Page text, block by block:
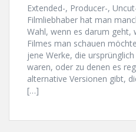
Extended-, Producer-,
Filmliebhaber hat man
Wahl, wenn es darum geht,
Filmes man schauen
jene Werke, die
waren, oder zu denen es
alternative Versionen gibt,
[…]